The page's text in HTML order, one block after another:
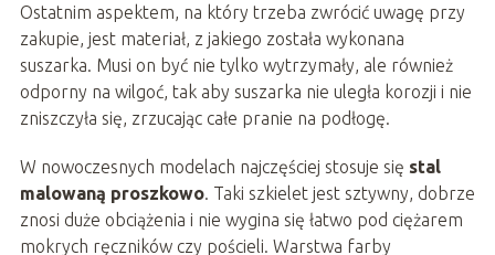
Ostatnim aspektem, na który trzeba zwrócić uwagę przy
zakupie, jest materiał, z jakiego została wykonana
suszarka. Musi on być nie tylko wytrzymały, ale również
odporny na wilgoć, tak aby suszarka nie uległa korozji i nie
zniszczyła się, zrzucając całe pranie na podłogę.
W nowoczesnych modelach najczęściej stosuje się stal
malowaną proszkowo. Taki szkielet jest sztywny, dobrze
znosi duże obciążenia i nie wygina się łatwo pod ciężarem
mokrych ręczników czy pościeli. Warstwa farby